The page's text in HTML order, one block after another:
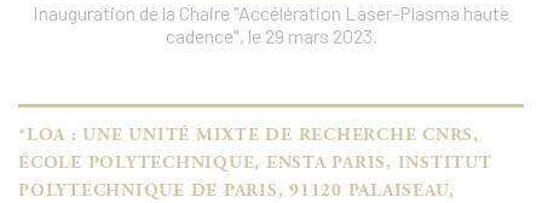
Inauguration de la Chaire "Accélération Laser-Plasma haute
cadence", le 29 mars 2023.
*LOA : UNE UNITÉ MIXTE DE RECHERCHE CNRS,
ÉCOLE POLYTECHNIQUE, ENSTA PARIS, INSTITUT
POLYTECHNIQUE DE PARIS, 91120 PALAISEAU,